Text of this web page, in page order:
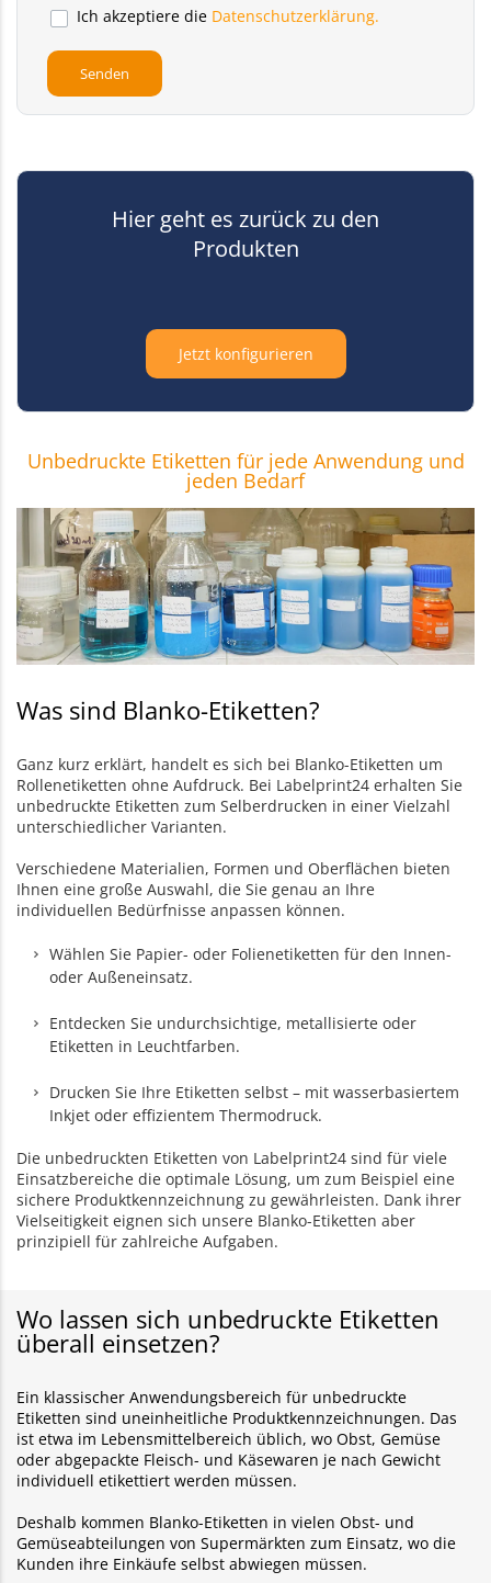
Ich akzeptiere die Datenschutzerklärung.
Hier geht es zurück zu den
Produkten
Jetzt konfigurieren
Unbedruckte Etiketten für jede Anwendung und
jeden Bedarf
Was sind Blanko-Etiketten?
Ganz kurz erklärt, handelt es sich bei Blanko-Etiketten um
Rollenetiketten ohne Aufdruck. Bei Labelprint24 erhalten Sie
unbedruckte Etiketten zum Selberdrucken in einer Vielzahl
unterschiedlicher Varianten.
Verschiedene Materialien, Formen und Oberflächen bieten
Ihnen eine große Auswahl, die Sie genau an Ihre
individuellen Bedürfnisse anpassen können.
Wählen Sie Papier- oder Folienetiketten für den Innen-
oder Außeneinsatz.
Entdecken Sie undurchsichtige, metallisierte oder
Etiketten in Leuchtfarben.
Drucken Sie Ihre Etiketten selbst – mit wasserbasiertem
Inkjet oder effizientem Thermodruck.
Die unbedruckten Etiketten von Labelprint24 sind für viele
Einsatzbereiche die optimale Lösung, um zum Beispiel eine
sichere Produktkennzeichnung zu gewährleisten. Dank ihrer
Vielseitigkeit eignen sich unsere Blanko-Etiketten aber
prinzipiell für zahlreiche Aufgaben.
Wo lassen sich unbedruckte Etiketten
überall einsetzen?
Ein klassischer Anwendungsbereich für unbedruckte
Etiketten sind uneinheitliche Produktkennzeichnungen. Das
ist etwa im Lebensmittelbereich üblich, wo Obst, Gemüse
oder abgepackte Fleisch- und Käsewaren je nach Gewicht
individuell etikettiert werden müssen.
Deshalb kommen Blanko-Etiketten in vielen Obst- und
Gemüseabteilungen von Supermärkten zum Einsatz, wo die
Kunden ihre Einkäufe selbst abwiegen müssen.